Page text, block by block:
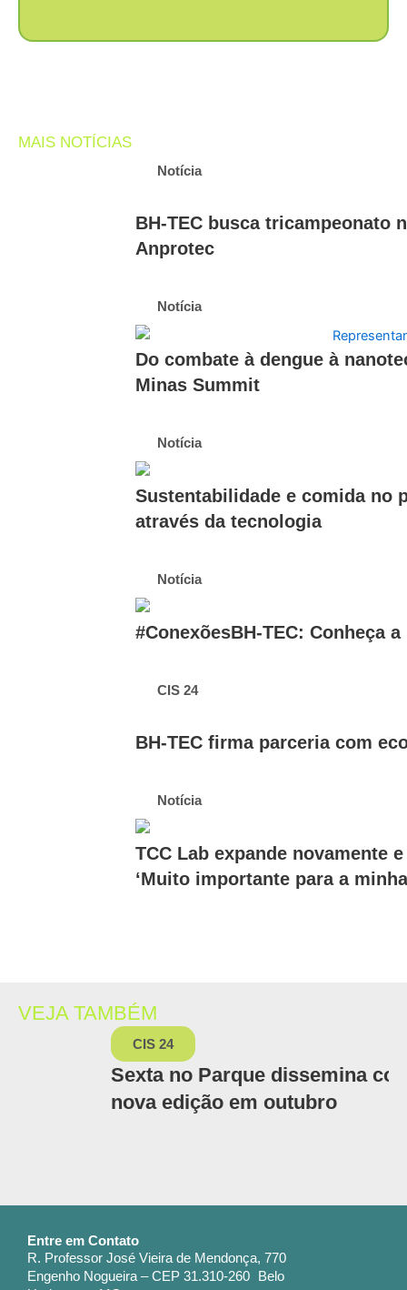
MAIS NOTÍCIAS
Notícia
BH-TEC busca tricampeonato
Anprotec
Notícia
Do combate à dengue à
Minas Summit
Notícia
Sustentabilidade e comida no
através da tecnologia
Notícia
#ConexõesBH-TEC: Conheça
CIS 24
BH-TEC firma parceria com
Notícia
TCC Lab expande novamente
‘Muito importante para a
VEJA TAMBÉM
CIS 24
Sexta no Parque dissemina
nova edição em outubro
Entre em Contato
R. Professor José Vieira de Mendonça, 770
Engenho Nogueira – CEP 31.310-260 Belo